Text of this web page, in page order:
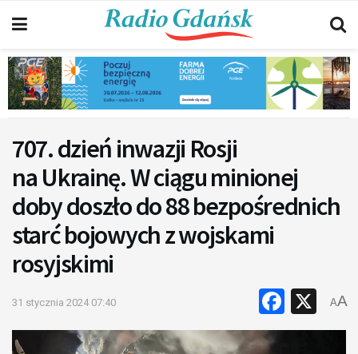
707. dzień inwazji Rosji
na Ukrainę. W ciągu minionej
doby doszło do 88 bezpośrednich
starć bojowych z wojskami
rosyjskimi
31 stycznia 2024 07:40 X
AA